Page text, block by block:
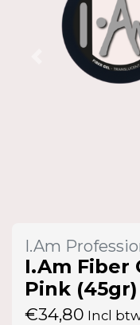
Vorige
I.Am
I.Am Fiber
Pink (45gr)
€34,80 Incl